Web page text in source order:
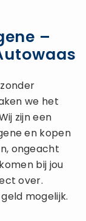
–
we het
zijn een
en kopen
ongeacht
bij jou
over.
mogelijk.